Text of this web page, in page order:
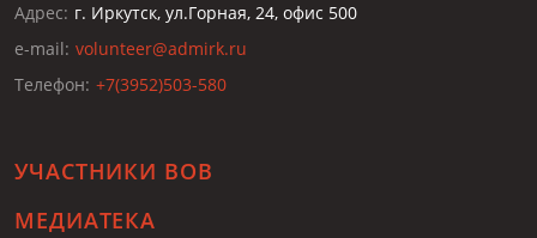
Адрес: г. Иркутск, ул.Горная, 24, офис 500
e-mail: volunteer@admirk.ru
Телефон: +7(3952)503-580
УЧАСТНИКИ ВОВ
МЕДИАТЕКА